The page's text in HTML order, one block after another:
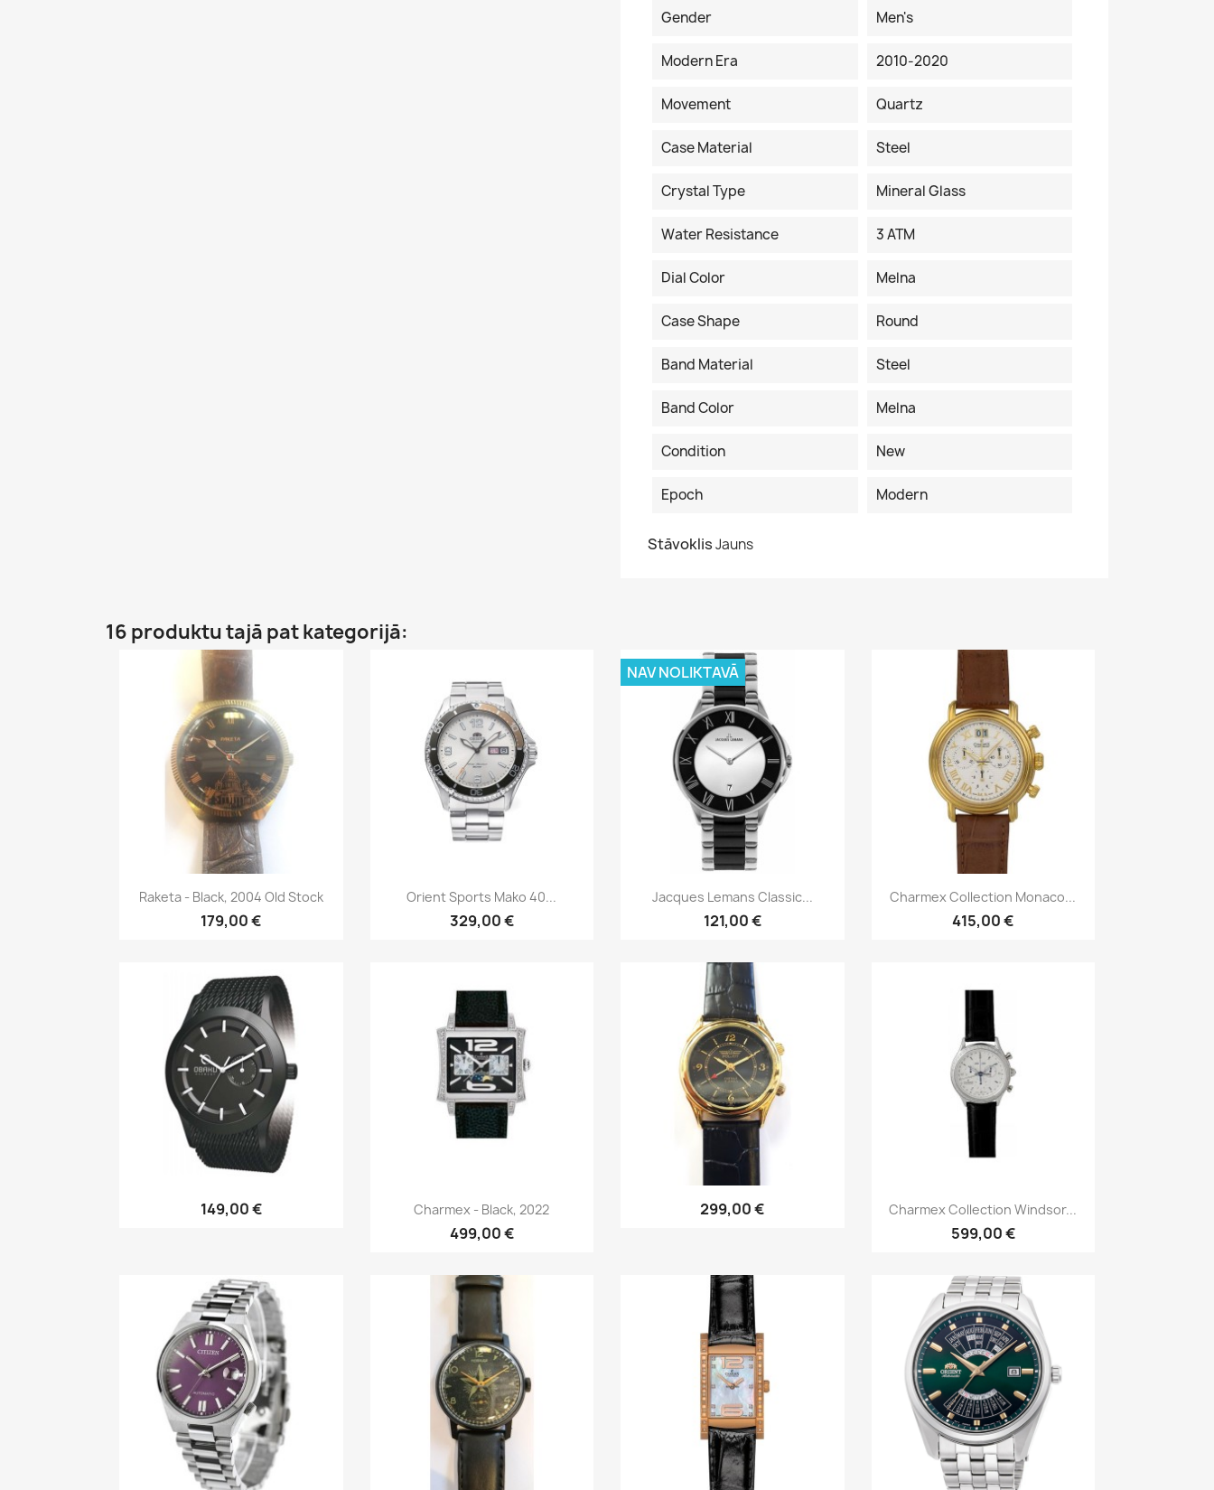
Gender Men's
Modern Era 2010-2020
Movement Quartz
Case Material Steel
Crystal Type Mineral Glass
Water Resistance 3 ATM
Dial Color Melna
Case Shape Round
Band Material Steel
Band Color Melna
Condition New
Epoch Modern
StāvoklisJauns
16 produktu tajā pat kategorijā:
Īss ieskats
Raketa - Black, 2004 Old Stock
179,00 €
Īss ieskats
Orient Sports Mako 40...
329,00 €
 Īss ieskats
Jacques Lemans Classic...
121,00 €
NAV NOLIKTAVĀ
Īss ieskats
Charmex Collection Monaco...
415,00 €
Īss ieskats
149,00 € Īss ieskats
Charmex - Black, 2022
499,00 €
Īss ieskats
299,00 € Īss ieskats
Charmex Collection Windsor...
599,00 €